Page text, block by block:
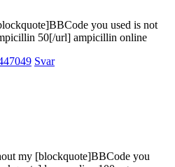
you used is not
50[/url] ampicillin online
Svar
my [blockquote]BBCode you